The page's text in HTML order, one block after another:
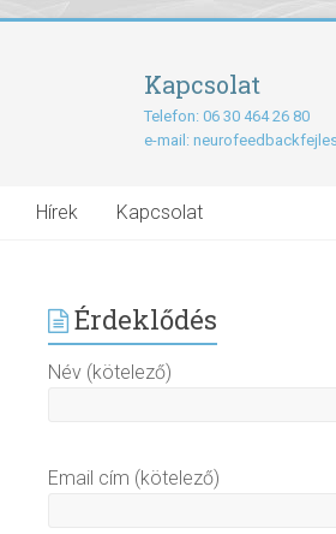
Kapcsolat
Telefon: 06 30 464 26 80
e-mail:
Hírek Kapcsolat
Érdeklődés
Név (kötelező)
Email cím (kötelező)